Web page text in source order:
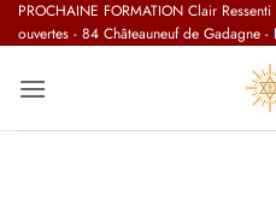
Passer
au
contenu
PROCHAINE FORMATION Clair
ouvertes - 84 Châteauneuf de Gadagne -